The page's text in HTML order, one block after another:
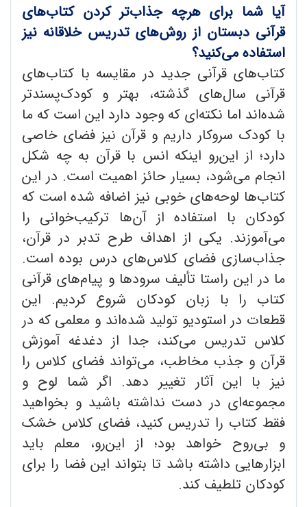
آیا شما برای هرچه جذاب‌تر‌ کردن کتاب‌های
قرآنی دبستان از روش‌های تدریس خلاقانه نیز
استفاده می‌کنید؟
کتاب‌های قرآنی جدید در مقایسه با کتاب‌های
قرآنی سال‌های گذشته، بهتر و کودک‌پسندتر
شده‌‌اند اما نکته‌ای که وجود دارد این است که ما
با کودک سروکار داریم و قرآن نیز فضای خاصی
دارد؛ از این‌رو اینکه انس با قرآن به چه شکل
انجام می‌شود، بسیار حائز اهمیت است. در این
کتاب‌ها لوحه‌های خوبی نیز اضافه شده ‌است که
کودکان با استفاده از آن‌ها ترکیب‌‎‌خوانی را
می‌آموزند. یکی از اهداف طرح تدبر در قرآن،
جذاب‌سازی فضای کلاس‌های درس بوده ‌است.
ما در این راستا تألیف سرودها و پیام‌های قرآنی
کتاب را با زبان کودکان شروع کردیم. این
قطعات در استودیو تولید شده‌اند و معلمی که در
کلاس تدریس می‌کند، جدا از دغدغه آموزش
قرآن و جذب مخاطب، می‌تواند فضای کلاس را
نیز با این آثار تغییر دهد. اگر شما لوح و
مجموعه‌ای در دست نداشته باشید و بخواهید
فقط کتاب را تدریس کنید، فضای کلاس خشک
و بی‌روح خواهد بود؛ از این‌رو، معلم باید
ابزارهایی داشته باشد تا بتواند این فضا را برای
کودکان تلطیف کند.